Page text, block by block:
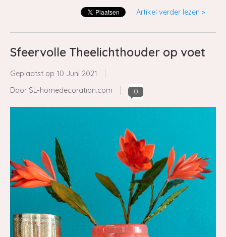
Artikel verder lezen »
Sfeervolle Theelichthouder op voet
Geplaatst op 10 Juni 2021
Door SL-homedecoration.com
0